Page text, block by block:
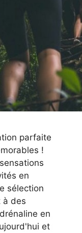
parfaite
!
en
sélection
à des
en
et